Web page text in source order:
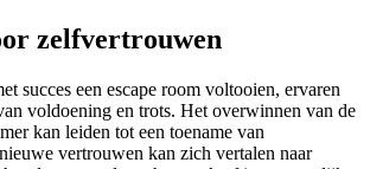
zelfvertrouwen
succes een escape room voltooien, ervaren
voldoening en trots. Het overwinnen van de
kan leiden tot een toename van
vertrouwen kan zich vertalen naar